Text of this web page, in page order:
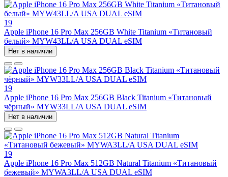
19
Apple iPhone 16 Pro Max 256GB White Titanium «Титановый
белый» MYW43LL/A USA DUAL eSIM
Нет в наличии
19
Apple iPhone 16 Pro Max 256GB Black Titanium «Титановый
чёрный» MYW33LL/A USA DUAL eSIM
Нет в наличии
19
Apple iPhone 16 Pro Max 512GB Natural Titanium «Tитановый
бежевый» MYWA3LL/A USA DUAL eSIM